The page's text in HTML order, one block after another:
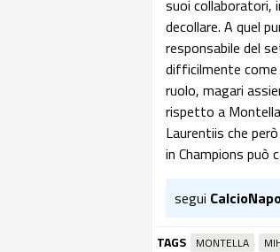
suoi collaboratori,
decollare. A quel
responsabile del
difficilmente come
ruolo, magari
rispetto a
Laurentiis che
in Champions può
segui
TAGS MONTELLA